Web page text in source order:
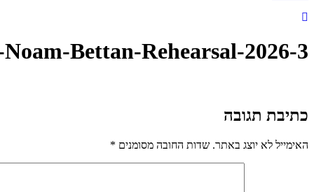
Bettan-Rehearsal-2026-3
כתיבת תגובה
האימייל לא יוצג באתר. שדות החובה מסומנים *